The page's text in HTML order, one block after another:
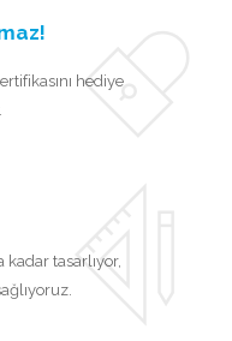
hediye
kadar tasarlıyor,